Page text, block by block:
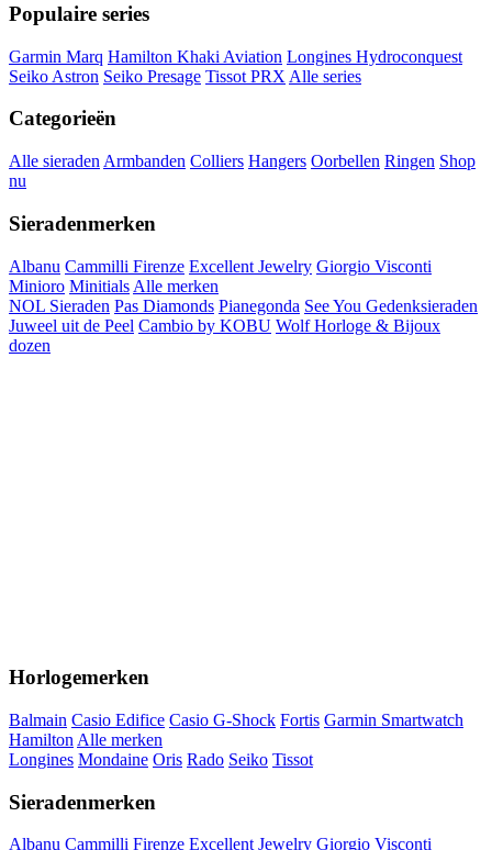
Populaire series
Garmin Marq Hamilton Khaki Aviation Longines Hydroconquest
Seiko Astron Seiko Presage Tissot PRX Alle series
Categorieën
Alle sieraden Armbanden Colliers Hangers Oorbellen Ringen Shop
nu
Sieradenmerken
Albanu Cammilli Firenze Excellent Jewelry Giorgio Visconti
Minioro Minitials Alle merken
NOL Sieraden Pas Diamonds Pianegonda See You Gedenksieraden
Juweel uit de Peel Cambio by KOBU Wolf Horloge & Bijoux
dozen
Horlogemerken
Balmain Casio Edifice Casio G-Shock Fortis Garmin Smartwatch
Hamilton Alle merken
Longines Mondaine Oris Rado Seiko Tissot
Sieradenmerken
Albanu Cammilli Firenze Excellent Jewelry Giorgio Visconti